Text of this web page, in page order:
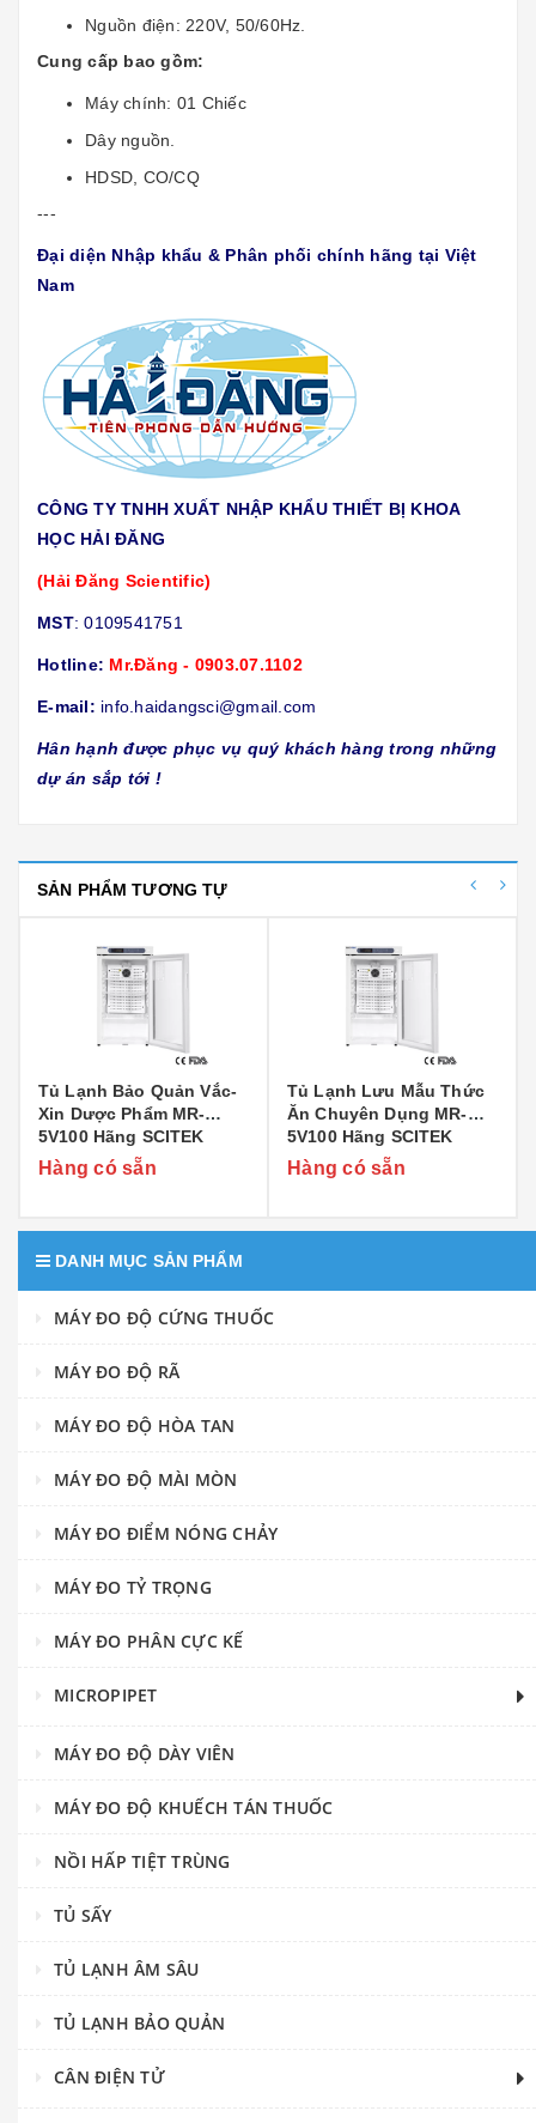
Nguồn điện: 220V, 50/60Hz.
Cung cấp bao gồm:
Máy chính: 01 Chiếc
Dây nguồn.
HDSD, CO/CQ
---
Đại diện Nhập khẩu & Phân phối chính hãng tại Việt
Nam
CÔNG TY TNHH XUẤT NHẬP KHẨU THIẾT BỊ KHOA
HỌC HẢI ĐĂNG
(Hải Đăng Scientific)
MST: 0109541751
Hotline: Mr.Đăng - 0903.07.1102
E-mail: info.haidangsci@gmail.com
Hân hạnh được phục vụ quý khách hàng trong những
dự án sắp tới !
SẢN PHẨM TƯƠNG TỰ
Tủ Lạnh Bảo Quản Vắc-
Xin Dược Phẩm MR-
5V100 Hãng SCITEK
Hàng có sẵn
Tủ Lạnh Lưu Mẫu Thức
Ăn Chuyên Dụng MR-
5V100 Hãng SCITEK
Hàng có sẵn
DANH MỤC SẢN PHẨM
MÁY ĐO ĐỘ CỨNG THUỐC
MÁY ĐO ĐỘ RÃ
MÁY ĐO ĐỘ HÒA TAN
MÁY ĐO ĐỘ MÀI MÒN
MÁY ĐO ĐIỂM NÓNG CHẢY
MÁY ĐO TỶ TRỌNG
MÁY ĐO PHÂN CỰC KẾ
MICROPIPET
MÁY ĐO ĐỘ DÀY VIÊN
MÁY ĐO ĐỘ KHUẾCH TÁN THUỐC
NỒI HẤP TIỆT TRÙNG
TỦ SẤY
TỦ LẠNH ÂM SÂU
TỦ LẠNH BẢO QUẢN
CÂN ĐIỆN TỬ